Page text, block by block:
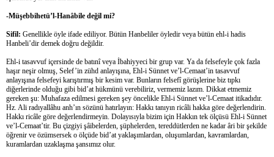
-Müşebbihetü’l-Hanâbile değil mi?
Sifil: Genellikle öyle ifade ediliyor. Bütün Hanbeliler öyledir veya bütün ehl-i hadis
Hanbeli’dir demek doğru değildir.
Ehl-i tasavvuf içersinde de batınî veya İbahiyyeci bir grup var. Ya da felsefeyle çok fazla
haşır neşir olmuş, Selef’in zühd anlayışına, Ehl-i Sünnet ve’l-Cemaat’in tasavvuf
anlayışına felsefeyi karıştırmış bir kesim var. Bunların felsefî görüşlerine biz tıpkı
diğerlerinde olduğu gibi bid’at hükmünü verebiliriz, vermemiz lazım. Dikkat etmemiz
gereken şu: Muhafaza edilmesi gereken şey öncelikle Ehl-i Sünnet ve’l-Cemaat itikadıdır.
Hz. Ali radıyallâhu anh’ın sözünü hatırlayın: Hakkı tanıyın ricâli hakka göre değerlendirin.
Hakkı ricâle göre değerlendirmeyin. Dolayısıyla bizim için Hakkın tek ölçüsü Ehl-i Sünnet
ve’l-Cemaat’tir. Bu çizgiyi şâibelerden, şüphelerden, tereddütlerden ne kadar âri bir şekilde
öğrenir ve özümsersek o ölçüde bid’at yaklaşımlardan, oluşumlardan, kavramlardan,
kuramlardan uzaklaşma şansımız olur.